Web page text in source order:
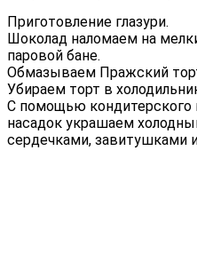
Приготовление глазури.
Шоколад наломаем на
паровой бане.
Обмазываем Пражский
Убираем торт в
С помощью кондитерского
насадок украшаем
сердечками, завитушками